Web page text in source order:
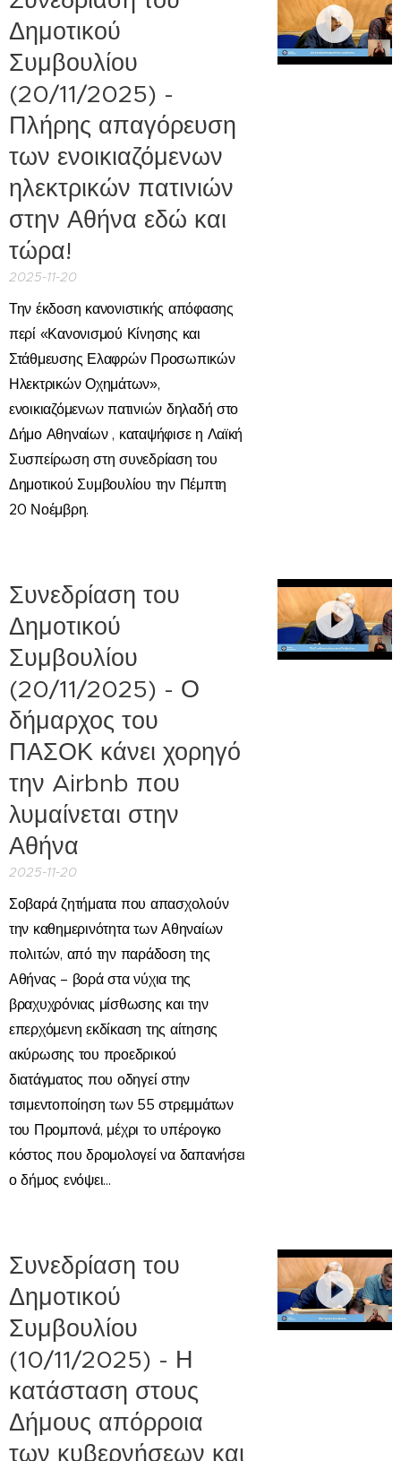
Δημοτικού
Συμβουλίου
(20/11/2025) -
Πλήρης απαγόρευση
των ενοικιαζόμενων
ηλεκτρικών πατινιών
στην Αθήνα εδώ και
τώρα!
2025-11-20
Την έκδοση κανονιστικής απόφασης
περί «Κανονισμού Κίνησης και
Στάθμευσης Ελαφρών Προσωπικών
Ηλεκτρικών Οχημάτων»,
ενοικιαζόμενων πατινιών δηλαδή στο
Δήμο Αθηναίων , καταψήφισε η Λαϊκή
Συσπείρωση στη συνεδρίαση του
Δημοτικού Συμβουλίου την Πέμπτη
20 Νοέμβρη.
Συνεδρίαση του
Δημοτικού
Συμβουλίου
(20/11/2025) - Ο
δήμαρχος του
ΠΑΣΟΚ κάνει χορηγό
την Airbnb που
λυμαίνεται στην
Αθήνα
2025-11-20
Σοβαρά ζητήματα που απασχολούν
την καθημερινότητα τωνΑθηναίων
πολιτών, από την παράδοση της
Αθήνας – βορά στα νύχια της
βραχυχρόνιας μίσθωσης και την
επερχόμενη εκδίκαση της αίτησης
ακύρωσης του προεδρικού
διατάγματος που οδηγεί στην
τσιμεντοποίηση των 55 στρεμμάτων
του Προμπονά, μέχρι το υπέρογκο
κόστος που δρομολογεί να δαπανήσει
ο δήμος ενόψει...
Συνεδρίαση του
Δημοτικού
Συμβουλίου
(10/11/2025) - Η
κατάσταση στους
Δήμους απόρροια
των κυβερνήσεων και